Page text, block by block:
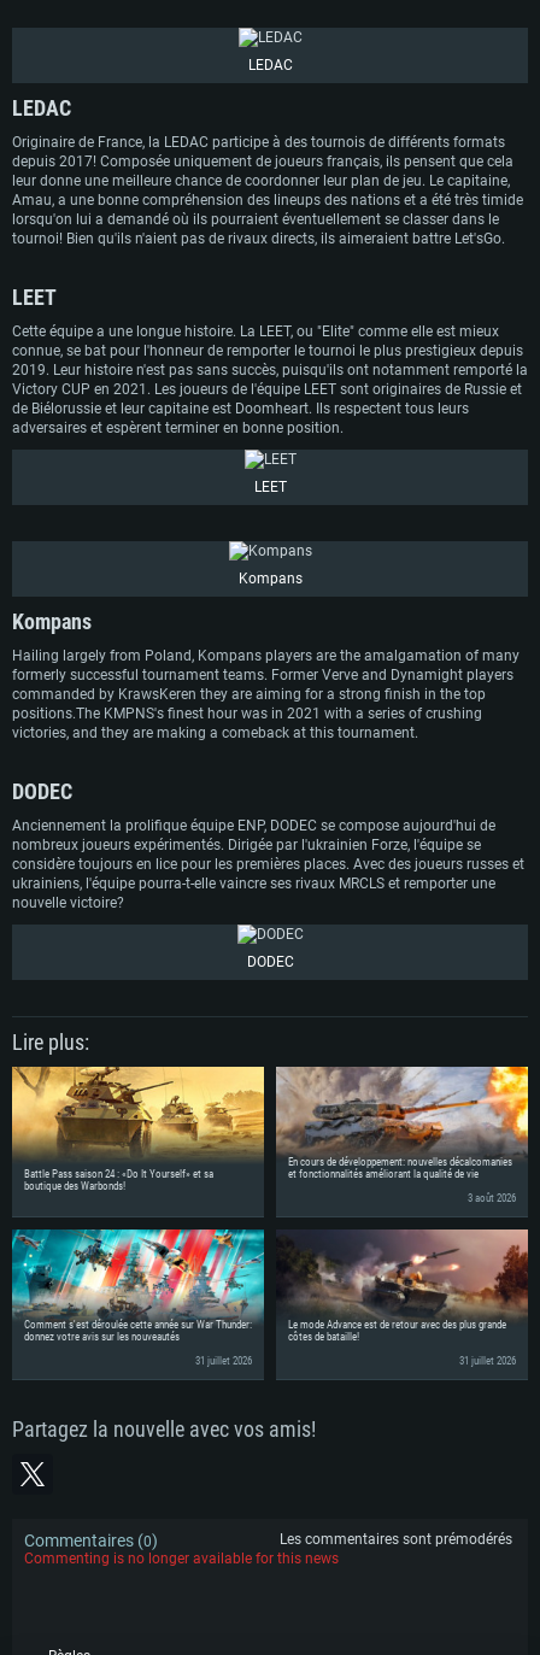
OS: Windows 10/11 (64 bit)
Processeur: Intel Core i5 ou Ryzen5 3600 et plus
Mémoire: 16 GB et plus
Carte graphique supportant DirectX 11 ou plus et drivers: Nvidia GeForce
1060 et plus, Radeon RX 570 et plus.
Connection: Connexion Internet à haut débit
OS: Mac OS Big Sur 11.0 ou plus récent
Processeur: Core i7 (Les processeurs Intel Xeon ne sont pas supportés)
Mémoire: 8 GB
Carte graphique: Radeon Vega II ou plus avec support de Metal
Connection: Connexion Internet à haut débit
OS: Ubuntu 20.04 64bit
Processeur: Intel Core i7
Mémoire: 8 GB
Carte graphique: NVIDIA 1060 avec les derniers drivers (moins de 6 mois) /
de même pour AMD (Radeon RX 570) avec les derniers drivers de moins de
6 mois et supportant Vulkan
Disque dur: 60,2 Go (client complet)
LEDAC
LEDAC
Originaire de France, la LEDAC participe à des tournois de différents formats
depuis 2017! Composée uniquement de joueurs français, ils pensent que cela
leur donne une meilleure chance de coordonner leur plan de jeu. Le capitaine,
Amau, a une bonne compréhension des lineups des nations et a été très timide
lorsqu'on lui a demandé où ils pourraient éventuellement se classer dans le
tournoi! Bien qu'ils n'aient pas de rivaux directs, ils aimeraient battre Let'sGo.
LEET
Cette équipe a une longue histoire. La LEET, ou "Elite" comme elle est mieux
connue, se bat pour l'honneur de remporter le tournoi le plus prestigieux depuis
2019. Leur histoire n'est pas sans succès, puisqu'ils ont notamment remporté la
Victory CUP en 2021. Les joueurs de l'équipe LEET sont originaires de Russie et
de Biélorussie et leur capitaine est Doomheart. Ils respectent tous leurs
adversaires et espèrent terminer en bonne position.
LEET
Kompans
Kompans
Hailing largely from Poland, Kompans players are the amalgamation of many
formerly successful tournament teams. Former Verve and Dynamight players
commanded by KrawsKeren they are aiming for a strong finish in the top
positions.The KMPNS's finest hour was in 2021 with a series of crushing
victories, and they are making a comeback at this tournament.
DODEC
Anciennement la prolifique équipe ENP, DODEC se compose aujourd'hui de
nombreux joueurs expérimentés. Dirigée par l'ukrainien Forze, l'équipe se
considère toujours en lice pour les premières places. Avec des joueurs russes et
ukrainiens, l'équipe pourra-t-elle vaincre ses rivaux MRCLS et remporter une
nouvelle victoire?
DODEC
Lire plus:
Battle Pass saison 24 : «Do It Yourself» et sa
boutique des Warbonds!
En cours de développement: nouvelles décalcomanies
et fonctionnalités améliorant la qualité de vie
3 août 2026
Comment s'est déroulée cette année sur War Thunder:
donnez votre avis sur les nouveautés
31 juillet 2026
Le mode Advance est de retour avec des plus grande
côtes de bataille!
31 juillet 2026
Partagez la nouvelle avec vos amis!
Commentaires (0)
Les commentaires sont prémodérés
Commenting is no longer available for this news